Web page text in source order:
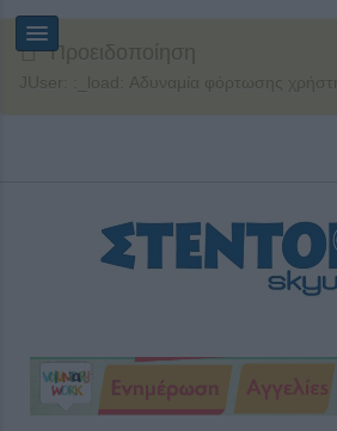
Προειδοποίηση
JUser: :_load: Αδυναμία φόρτωσης